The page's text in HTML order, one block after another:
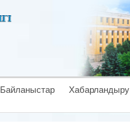
Байланыстар Хабарландыру